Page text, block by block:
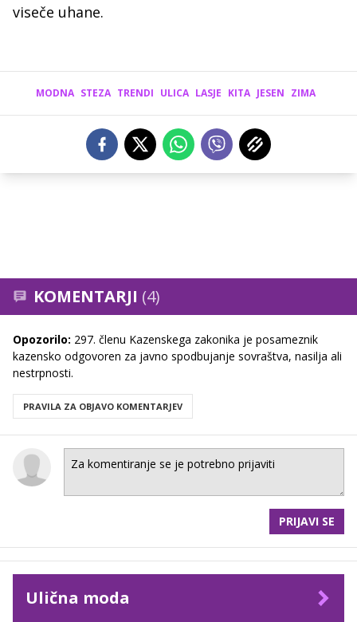
viseče uhane.
MODNA STEZA TRENDI ULICA LASJE KITA JESEN ZIMA
KOMENTARJI (4)
Opozorilo: 297. členu Kazenskega zakonika je posameznik
kazensko odgovoren za javno spodbujanje sovraštva, nasilja ali
nestrpnosti.
PRAVILA ZA OBJAVO KOMENTARJEV
PRIJAVI SE
Ulična moda